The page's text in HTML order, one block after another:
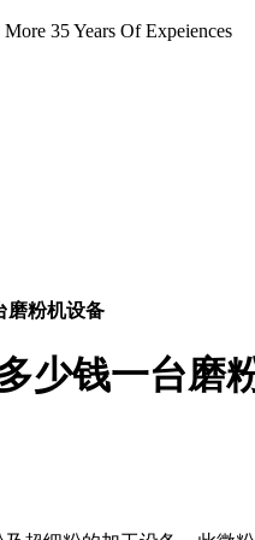
35 Years Of Expeiences
磨粉机设备
少钱一台磨